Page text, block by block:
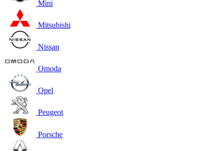
Mini
Mitsubishi
Nissan
Omoda
Opel
Peugeot
Porsche